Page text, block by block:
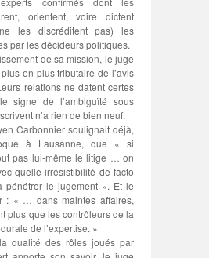
orientent, voire dictent
les discréditent pas) les
par les décideurs politiques.
de sa mission, le juge
en plus tributaire de l’avis
relations ne datent certes
signe de l’ambiguïté sous
n’a rien de bien neuf.
Carbonnier soulignait déjà,
à Lausanne, que « si
pas lui-même le litige … on
quelle irrésistibilité de facto
pénétrer le jugement ». Et le
: « … dans maintes affaires,
plus que les contrôleurs de la
de l’expertise. »
dualité des rôles joués par